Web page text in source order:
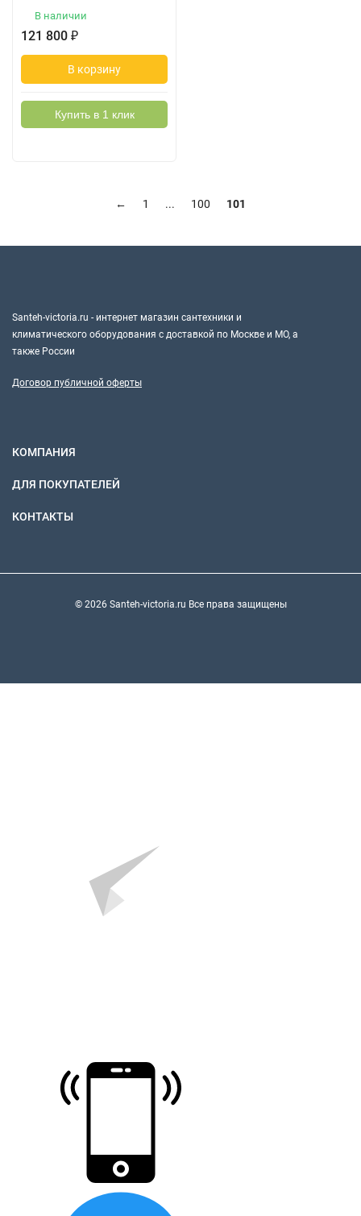
В наличии
121 800 ₽
В корзину
Купить в 1 клик
← 1 ... 100 101
Santeh-victoria.ru - интернет магазин сантехники и
климатического оборудования с доставкой по Москве и МО, а
также России
Договор публичной оферты
КОМПАНИЯ
ДЛЯ ПОКУПАТЕЛЕЙ
КОНТАКТЫ
© 2026 Santeh-victoria.ru Все права защищены